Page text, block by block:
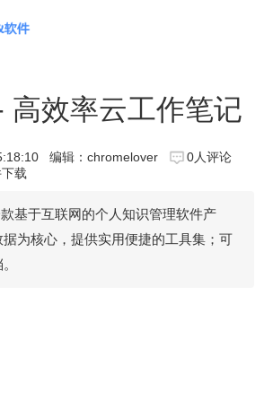
高效率云工作笔记
编辑：chromelover
0人评论
载
基于互联网的个人知识管理软件产
为核心，提供实用便捷的工具集；可